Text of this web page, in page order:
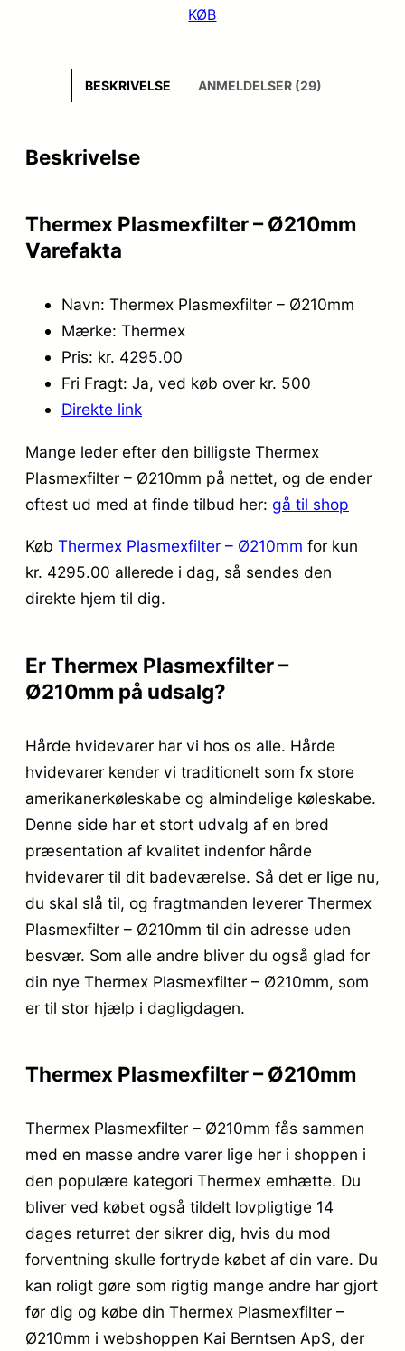
KØB
BESKRIVELSE ANMELDELSER (29)
Beskrivelse
Thermex Plasmexfilter – Ø210mm
Varefakta
Navn: Thermex Plasmexfilter – Ø210mm
Mærke: Thermex
Pris: kr. 4295.00
Fri Fragt: Ja, ved køb over kr. 500
Direkte link
Mange leder efter den billigste Thermex
Plasmexfilter – Ø210mm på nettet, og de ender
oftest ud med at finde tilbud her: gå til shop
Køb Thermex Plasmexfilter – Ø210mm for kun
kr. 4295.00 allerede i dag, så sendes den
direkte hjem til dig.
Er Thermex Plasmexfilter –
Ø210mm på udsalg?
Hårde hvidevarer har vi hos os alle. Hårde
hvidevarer kender vi traditionelt som fx store
amerikanerkøleskabe og almindelige køleskabe.
Denne side har et stort udvalg af en bred
præsentation af kvalitet indenfor hårde
hvidevarer til dit badeværelse. Så det er lige nu,
du skal slå til, og fragtmanden leverer Thermex
Plasmexfilter – Ø210mm til din adresse uden
besvær. Som alle andre bliver du også glad for
din nye Thermex Plasmexfilter – Ø210mm, som
er til stor hjælp i dagligdagen.
Thermex Plasmexfilter – Ø210mm
Thermex Plasmexfilter – Ø210mm fås sammen
med en masse andre varer lige her i shoppen i
den populære kategori Thermex emhætte. Du
bliver ved købet også tildelt lovpligtige 14
dages returret der sikrer dig, hvis du mod
forventning skulle fortryde købet af din vare. Du
kan roligt gøre som rigtig mange andre har gjort
før dig og købe din Thermex Plasmexfilter –
Ø210mm i webshoppen Kai Berntsen ApS, der